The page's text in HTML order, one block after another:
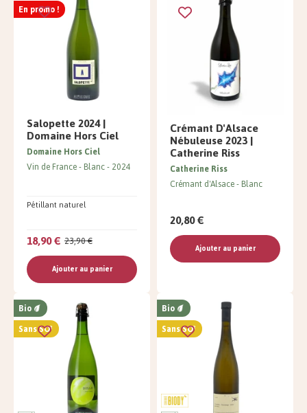
En promo !
Salopette 2024 |
Domaine Hors Ciel
Pétillant naturel
Domaine Hors Ciel
Vin de France Blanc 2024
23,90 €
18,90 €
Ajouter au panier
Crémant D'Alsace
Nébuleuse 2023 |
Catherine Riss
Catherine Riss
Crémant d'Alsace Blanc
20,80 €
Ajouter au panier
Bio
Sans SO²
Bio
Sans SO²